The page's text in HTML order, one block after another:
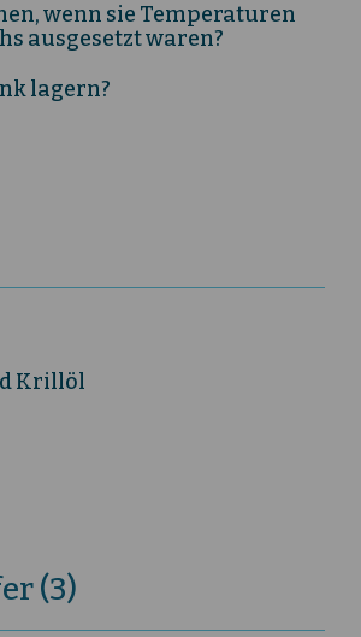
wenn sie Temperaturen
ausgesetzt waren?
lagern?
Krillöl
(3)